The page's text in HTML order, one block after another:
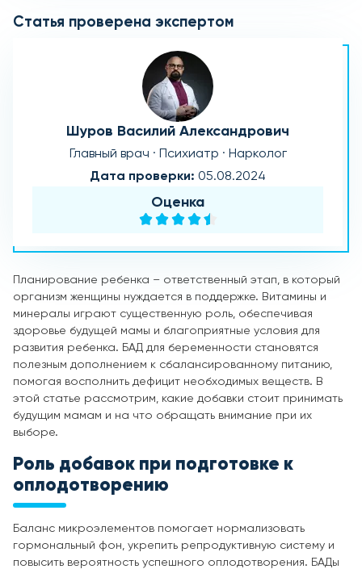
Статья проверена экспертом
Шуров Василий Александрович
Главный врач · Психиатр · Нарколог
Дата проверки: 05.08.2024
Оценка
Планирование ребенка – ответственный этап, в который
организм женщины нуждается в поддержке. Витамины и
минералы играют существенную роль, обеспечивая
здоровье будущей мамы и благоприятные условия для
развития ребенка. БАД для беременности становятся
полезным дополнением к сбалансированному питанию,
помогая восполнить дефицит необходимых веществ. В
этой статье рассмотрим, какие добавки стоит принимать
будущим мамам и на что обращать внимание при их
выборе.
Роль добавок при подготовке к
оплодотворению
Баланс микроэлементов помогает нормализовать
гормональный фон, укрепить репродуктивную систему и
повысить вероятность успешного оплодотворения. БАДы